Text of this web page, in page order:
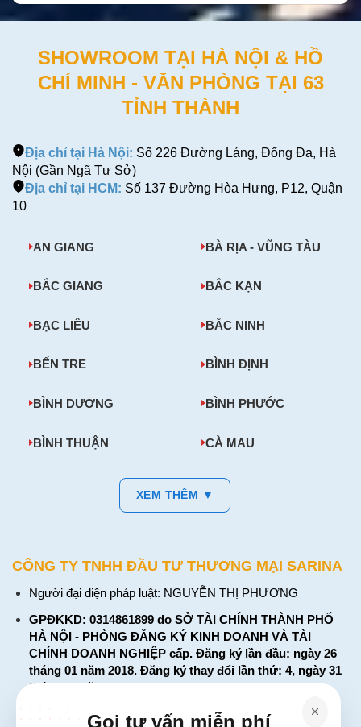
SHOWROOM TẠI HÀ NỘI & HỒ
CHÍ MINH - VĂN PHÒNG TẠI 63
TỈNH THÀNH
Địa chỉ tại Hà Nội: Số 226 Đường Láng, Đống Đa, Hà
Nội (Gần Ngã Tư Sở)
Địa chỉ tại HCM: Số 137 Đường Hòa Hưng, P12, Quận
10
AN GIANG BÀ RỊA - VŨNG TÀU
BẮC GIANG BẮC KẠN
BẠC LIÊU BẮC NINH
BẾN TRE BÌNH ĐỊNH
BÌNH DƯƠNG BÌNH PHƯỚC
BÌNH THUẬN CÀ MAU
XEM THÊM ▼
CÔNG TY TNHH ĐẦU TƯ THƯƠNG MẠI SARINA
Người đại diện pháp luật: NGUYỄN THỊ PHƯƠNG
GPĐKKD: 0314861899 do SỞ TÀI CHÍNH THÀNH PHỐ
HÀ NỘI - PHÒNG ĐĂNG KÝ KINH DOANH VÀ TÀI
CHÍNH DOANH NGHIỆP cấp. Đăng ký lần đầu: ngày 26
tháng 01 năm 2018. Đăng ký thay đổi lần thứ: 4, ngày 31
tháng 03 năm 2026
226 Đường Láng, Đống Đa, Hà Nội
Gọi tư vấn miễn phí